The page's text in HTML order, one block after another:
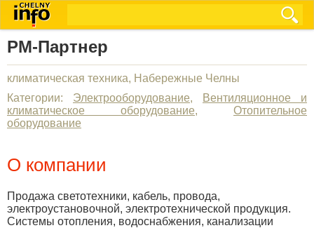
РМ-Партнер
климатическая техника, Набережные Челны
Категории: Электрооборудование,
Вентиляционное и
климатическое оборудование, Отопительное
оборудование
О компании
Продажа светотехники, кабель, провода,
электроустановочной, электротехнической продукция.
Системы отопления, водоснабжения, канализации